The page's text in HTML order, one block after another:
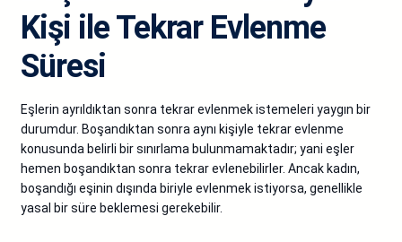
Kişi ile Tekrar Evlenme
Süresi
Eşlerin ayrıldıktan sonra tekrar evlenmek istemeleri yaygın bir
durumdur. Boşandıktan sonra aynı kişiyle tekrar evlenme
konusunda belirli bir sınırlama bulunmamaktadır; yani eşler
hemen boşandıktan sonra tekrar evlenebilirler. Ancak kadın,
boşandığı eşinin dışında biriyle evlenmek istiyorsa, genellikle
yasal bir süre beklemesi gerekebilir.